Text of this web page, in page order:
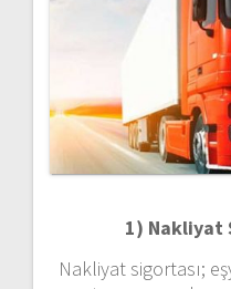
1) Nakliyat
Nakliyat sigortası;